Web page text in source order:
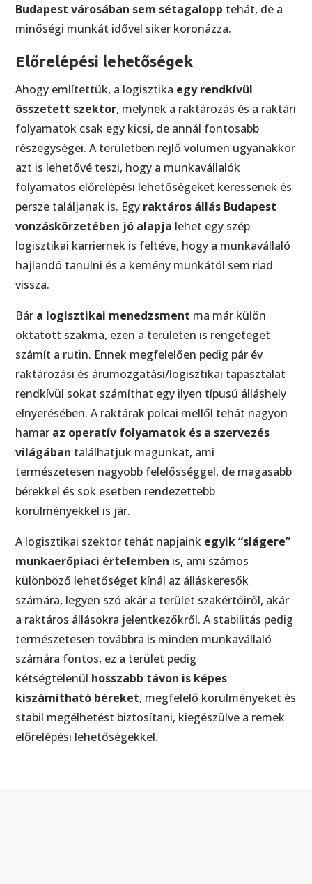
Budapest városában sem sétagalopp tehát, de a
minőségi munkát idővel siker koronázza.
Előrelépési lehetőségek
Ahogy említettük, a logisztika egy rendkívül
összetett szektor, melynek a raktározás és a raktári
folyamatok csak egy kicsi, de annál fontosabb
részegységei. A területben rejlő volumen ugyanakkor
azt is lehetővé teszi, hogy a munkavállalók
folyamatos előrelépési lehetőségeket keressenek és
persze találjanak is. Egy raktáros állás Budapest
vonzáskörzetében jó alapja lehet egy szép
logisztikai karriernek is feltéve, hogy a munkavállaló
hajlandó tanulni és a kemény munkától sem riad
vissza.
Bár a logisztikai menedzsment ma már külön
oktatott szakma, ezen a területen is rengeteget
számít a rutin. Ennek megfelelően pedig pár év
raktározási és árumozgatási/logisztikai tapasztalat
rendkívül sokat számíthat egy ilyen típusú álláshely
elnyerésében. A raktárak polcai mellől tehát nagyon
hamar az operatív folyamatok és a szervezés
világában találhatjuk magunkat, ami
természetesen nagyobb felelősséggel, de magasabb
bérekkel és sok esetben rendezettebb
körülményekkel is jár.
A logisztikai szektor tehát napjaink egyik “slágere”
munkaerőpiaci értelemben is, ami számos
különböző lehetőséget kínál az álláskeresők
számára, legyen szó akár a terület szakértőiről, akár
a raktáros állásokra jelentkezőkről. A stabilitás pedig
természetesen továbbra is minden munkavállaló
számára fontos, ez a terület pedig
kétségtelenül hosszabb távon is képes
kiszámítható béreket, megfelelő körülményeket és
stabil megélhetést biztosítani, kiegészülve a remek
előrelépési lehetőségekkel.